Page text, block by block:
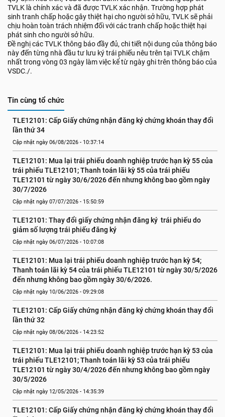
TVLK là chính xác và đã được TVLK xác nhận. Trường hợp phát
sinh tranh chấp hoặc gây thiệt hại cho người sở hữu, TVLK sẽ phải
chịu hoàn toàn trách nhiệm đối với các tranh chấp hoặc thiệt hại
phát sinh cho người sở hữu.
Đề nghị các TVLK thông báo đầy đủ, chi tiết nội dung của thông báo
này đến từng nhà đầu tư lưu ký trái phiếu nêu trên tại TVLK chậm
nhất trong vòng 03 ngày làm việc kể từ ngày ghi trên thông báo của
VSDC./.
Tin cùng tổ chức
TLE12101: Cấp Giấy chứng nhận đăng ký chứng khoán thay đổi
lần thứ 34
Cập nhật ngày 06/08/2026 - 10:37:14
TLE12101: Mua lại trái phiếu doanh nghiệp trước hạn kỳ 55 của
trái phiếu TLE12101; Thanh toán lãi kỳ 55 của trái phiếu
TLE12101 từ ngày 30/6/2026 đến nhưng không bao gồm ngày
30/7/2026
Cập nhật ngày 07/07/2026 - 15:50:59
TLE12101: Thay đổi giấy chứng nhận đăng ký  trái phiếu do
giảm số lượng trái phiếu đăng ký
Cập nhật ngày 06/07/2026 - 10:07:08
TLE12101: Mua lại trái phiếu doanh nghiệp trước hạn kỳ 54;
Thanh toán lãi kỳ 54 của trái phiếu TLE12101 từ ngày 30/5/2026
đến nhưng không bao gồm ngày 30/6/2026.
Cập nhật ngày 10/06/2026 - 09:29:08
TLE12101: Cấp Giấy chứng nhận đăng ký chứng khoán thay đổi
lần thứ 32
Cập nhật ngày 08/06/2026 - 14:23:52
TLE12101: Mua lại trái phiếu doanh nghiệp trước hạn kỳ 53 của
trái phiếu TLE12101; Thanh toán lãi kỳ 53 của trái phiếu
TLE12101 từ ngày 30/4/2026 đến nhưng không bao gồm ngày
30/5/2026
Cập nhật ngày 12/05/2026 - 14:35:39
TLE12101: Cấp Giấy chứng nhận đăng ký chứng khoán thay đổi